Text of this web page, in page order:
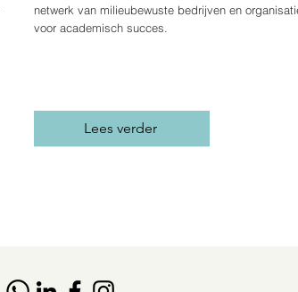
netwerk van milieubewuste bedrijven en
voor academisch succes.
Lees verder